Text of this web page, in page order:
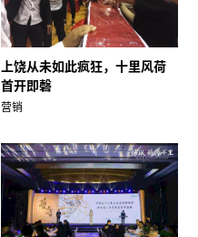
上饶从未如此疯狂，十里风荷
首开即磬
营销